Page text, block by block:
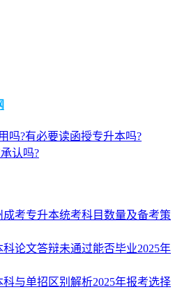
吗?有必要读函授专升本吗?
认吗?
成考专升本统考科目数量及备考策
科论文答辩未通过能否毕业2025年
科与单招区别解析2025年报考选择